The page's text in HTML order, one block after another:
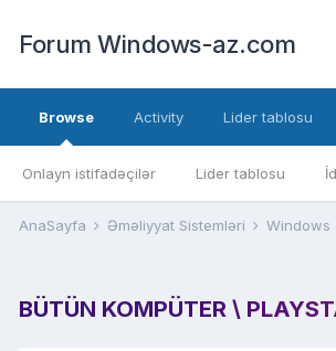
Forum Windows-az.com
Browse
Onlayn istifadəçilər Lider tablosu
Activity Lider tablosu
AnaSayfa Əməliyyat Sistemləri Windows
BÜTÜN KOMPÜTER \